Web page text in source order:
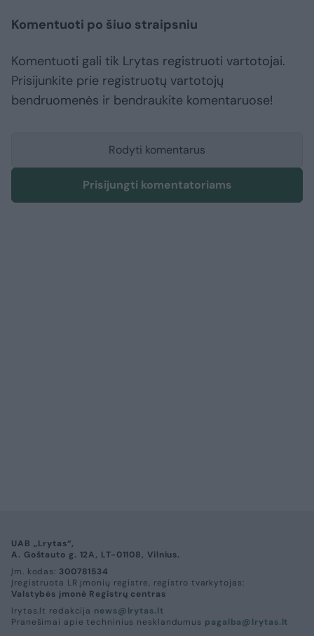
Komentuoti po šiuo straipsniu
Komentuoti gali tik Lrytas registruoti vartotojai.
Prisijunkite prie registruotų vartotojų
bendruomenės ir bendraukite komentaruose!
Rodyti komentarus
Prisijungti komentatoriams
zalgiris.lt
Sudėtį atnaujinęs Kauno „Žalgiris“ jau šį
mėnesį pradės ikisezoninių rungtynių